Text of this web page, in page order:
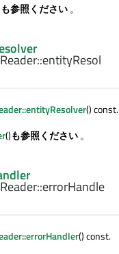
も参照ください。
entityResol
() const.
()も参照ください。
errorHandle
() const.